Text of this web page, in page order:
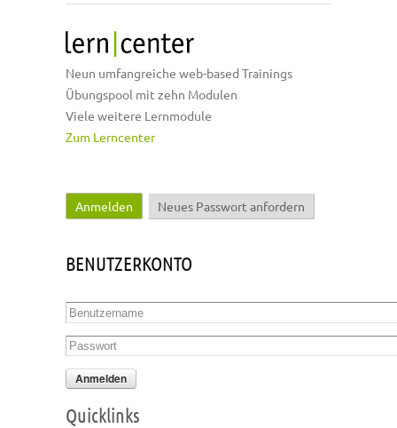
Neun umfangreiche web-based Trainings
Übungspool mit zehn Modulen
Viele weitere Lernmodule
Zum Lerncenter
Haupt-Reiter
Anmelden (aktiver Reiter)
Neues Passwort anfordern
BENUTZERKONTO
Benutzername
Passwort
Quicklinks